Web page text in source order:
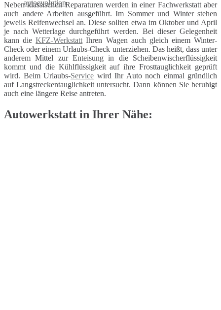
Neben klassischen Reparaturen werden in einer Fachwerkstatt aber
auch andere Arbeiten ausgeführt. Im Sommer und Winter stehen
jeweils Reifenwechsel an. Diese sollten etwa im Oktober und April
je nach Wetterlage durchgeführt werden. Bei dieser Gelegenheit
kann dieKFZ-Werkstatt Ihren Wagen auch gleich einem Winter-
Check oder einem Urlaubs-Check unterziehen. Das heißt, dass unter
anderem Mittel zur Enteisung in die Scheibenwischerflüssigkeit
kommt und die Kühlflüssigkeit auf ihre Frosttauglichkeit geprüft
wird. Beim Urlaubs-Service wird Ihr Auto noch einmal gründlich
auf Langstreckentauglichkeit untersucht. Dann können Sie beruhigt
auch eine längere Reise antreten.
Autowerkstatt in Ihrer Nähe: